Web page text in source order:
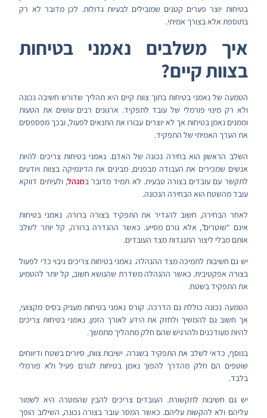
בטיחות יוצר פערים קטנים שמובילים לבעיות גדולות. לכן מדובר לא רק
בתוספת אלא בצורך אמיתי.
איך משלבים נאמני בטיחות
בצוות קיים?
הטמעה של נאמני בטיחות בתוך צוות קיים היא תהליך שדורש חשיבה נכונה
ולא רק מינוי פורמלי של עובד לתפקיד. ארגונים רבים עושים את הטעות
וממנים נאמן בטיחות אך לא יוצרים עבורו את התנאים לפעול, ובכך מפספסים
את הערך האמיתי של התפקיד.
השלב הראשון הוא בחירה נכונה של האדם. נאמני בטיחות צריכים להיות
אנשים שמכירים את העבודה מבפנים, מבינים את הדינמיקה בצוות ויודעים
לתקשר עם עובדים בצורה טבעית. לא תמיד מדובר במנהל, ולעיתים דווקא
עובד מהשטח הוא הבחירה הנכונה.
לאחר הבחירה, חשוב להגדיר את התפקיד בצורה ברורה. נאמני בטיחות
אינם “שוטרים”, אלא גורם מסייע. כאשר ההגדרה ברורה, קל יותר לשלב
אותם מבלי ליצור התנגדות מצד העובדים.
יש גם חשיבות לתמיכה מצד ההנהלה. נאמני בטיחות צריכים גיבוי כדי לפעול
בצורה אפקטיבית. כאשר ההנהלה משדרת שהנושא חשוב, קל יותר להטמיע
את התפקיד בשטח.
הטמעה נכונה כוללת גם הדרכה. קורס נאמני בטיחות מעניק בסיס מקצועי,
אך חשוב גם להמשיך ולחזק את הידע לאורך הזמן. נאמני בטיחות צריכים
להיות מעודכנים ולהרגיש שהם חלק מתהליך מתמשך.
בנוסף, כדאי לשלב את התפקיד בשגרה. ישיבות צוות, סיורים בשטח ודיווחים
שוטפים הם חלק מהדרך להפוך נאמן בטיחות לגורם פעיל ולא פורמלי
בלבד.
יש גם חשיבות לתקשורת. העובדים צריכים להבין שהמטרה היא לשמור
עליהם ולא להקשות עליהם. כאשר המסר עובר בצורה נכונה, השילוב הופך